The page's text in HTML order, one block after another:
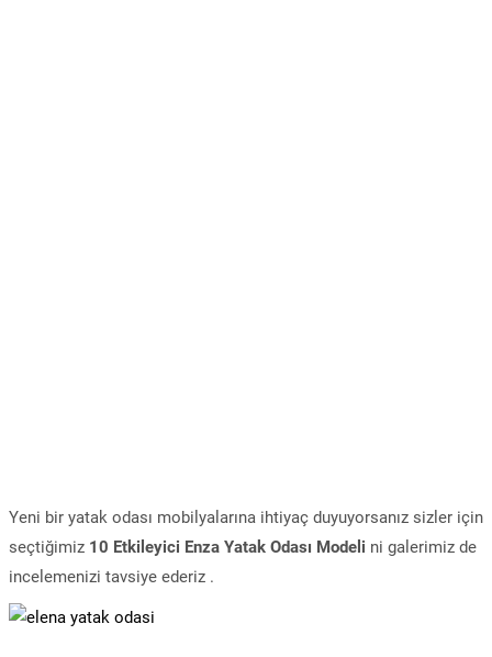
Yeni bir yatak odası mobilyalarına ihtiyaç duyuyorsanız sizler için
seçtiğimiz 10 Etkileyici Enza Yatak Odası Modeli ni galerimiz de
incelemenizi tavsiye ederiz .